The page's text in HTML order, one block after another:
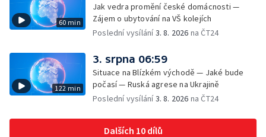
60 min
Jak vedra promění české domácnosti —
Zájem o ubytování na VŠ kolejích
Poslední vysílání3. 8. 2026 na ČT24
122 min
3. srpna 06:59
Situace na Blízkém východě — Jaké bude
počasí — Ruská agrese na Ukrajině
Poslední vysílání3. 8. 2026 na ČT24
Dalších 10 dílů